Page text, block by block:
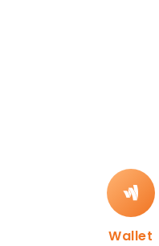
Wallet